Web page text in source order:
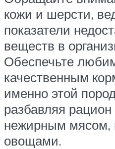
кожи и шерсти,
показатели
веществ в
Обеспечьте
качественным
именно этой
разбавляя
нежирным мясом,
овощами.